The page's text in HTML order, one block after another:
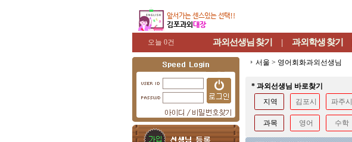
오늘 0건 과외선생님 찾기 | 과외학생찾기
서울 > 영어회화과외선생님
* 과외선생님 바로찾기
지역
김포시 파주시
과목 영어 수학